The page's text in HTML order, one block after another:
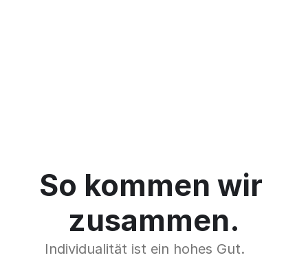
So kommen wir
zusammen.
Individualität ist ein hohes Gut.